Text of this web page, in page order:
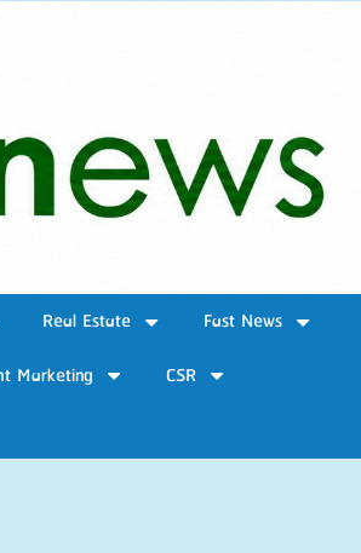
Real Estate
Fast News
Marketing
CSR